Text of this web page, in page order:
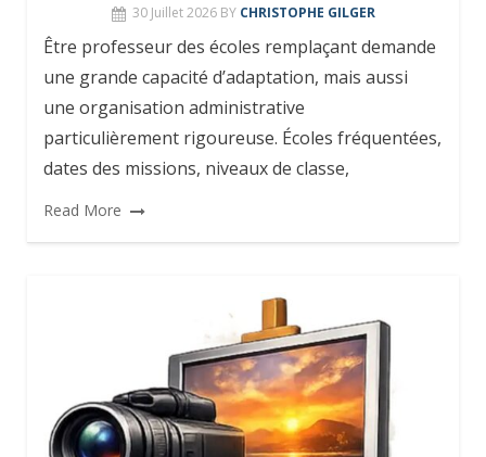
30 Juillet 2026 BY CHRISTOPHE GILGER
Être professeur des écoles remplaçant demande
une grande capacité d’adaptation, mais aussi
une organisation administrative
particulièrement rigoureuse. Écoles fréquentées,
dates des missions, niveaux de classe,
Read More